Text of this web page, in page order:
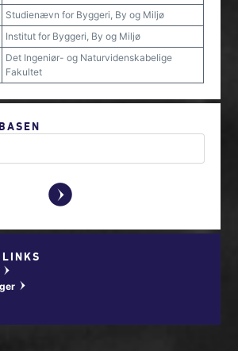
Studienævn for Byggeri, By og Miljø
Institut for Byggeri, By og Miljø
Det Ingeniør- og Naturvidenskabelige
Fakultet
y
LINKS
w
w